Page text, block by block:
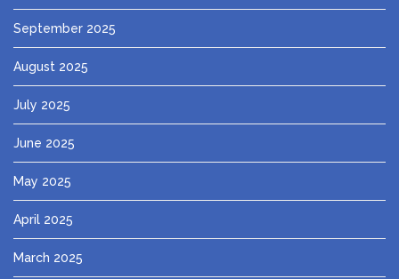
September 2025
August 2025
July 2025
June 2025
May 2025
April 2025
March 2025